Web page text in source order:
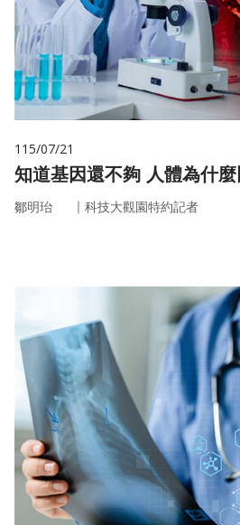
115/07/21
知道基因還不夠
鄒明珆 ｜ 科技大觀園特約記者